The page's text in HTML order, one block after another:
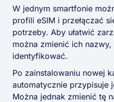
W jednym smartfonie
profili eSIM i przełączać
potrzeby. Aby ułatwić
można zmienić ich
identyfikować.
Po zainstalowaniu nowej
automatycznie przypisuje
Można jednak zmienić tę